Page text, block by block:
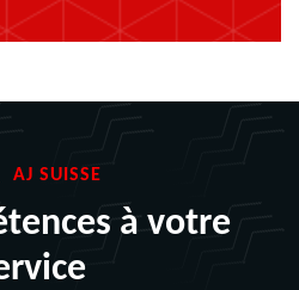
AJ SUISSE
à votre